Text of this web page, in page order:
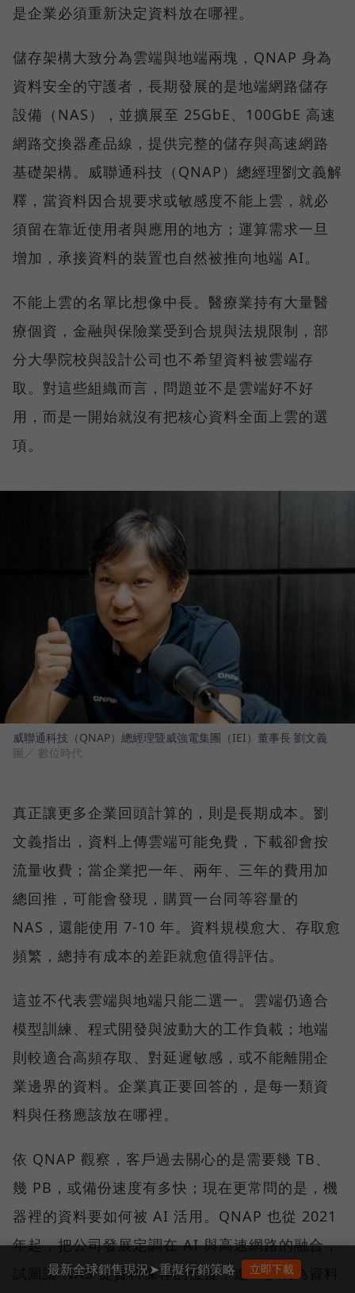
是企業必須重新決定資料放在哪裡。
儲存架構大致分為雲端與地端兩塊，QNAP 身為
資料安全的守護者，長期發展的是地端網路儲存
設備（NAS），並擴展至 25GbE、100GbE 高速
網路交換器產品線，提供完整的儲存與高速網路
基礎架構。威聯通科技（QNAP）總經理劉文義解
釋，當資料因合規要求或敏感度不能上雲，就必
須留在靠近使用者與應用的地方；運算需求一旦
增加，承接資料的裝置也自然被推向地端 AI。
不能上雲的名單比想像中長。醫療業持有大量醫
療個資，金融與保險業受到合規與法規限制，部
分大學院校與設計公司也不希望資料被雲端存
取。對這些組織而言，問題並不是雲端好不好
用，而是一開始就沒有把核心資料全面上雲的選
項。
威聯通科技（QNAP）總經理暨威強電集團（IEI）董事長 劉文義
圖／ 數位時代
真正讓更多企業回頭計算的，則是長期成本。劉
文義指出，資料上傳雲端可能免費，下載卻會按
流量收費；當企業把一年、兩年、三年的費用加
總回推，可能會發現，購買一台同等容量的
NAS，還能使用 7-10 年。資料規模愈大、存取愈
頻繁，總持有成本的差距就愈值得評估。
這並不代表雲端與地端只能二選一。雲端仍適合
模型訓練、程式開發與波動大的工作負載；地端
則較適合高頻存取、對延遲敏感，或不能離開企
業邊界的資料。企業真正要回答的，是每一類資
料與任務應該放在哪裡。
依 QNAP 觀察，客戶過去關心的是需要幾 TB、
幾 PB，或備份速度有多快；現在更常問的是，機
器裡的資料要如何被 AI 活用。QNAP 也從 2021
年起，把公司發展定調在 AI 與高速網路的融合，
試圖讓 NAS 從資料保存的位置，進一步成為資料
最新全球銷售現況➤重擬行銷策略 立即下載